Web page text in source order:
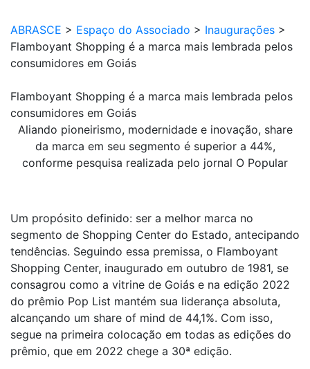
ABRASCE > Espaço do Associado > Inaugurações >
Flamboyant Shopping é a marca mais lembrada pelos
consumidores em Goiás
Flamboyant Shopping é a marca mais lembrada pelos
consumidores em Goiás
Aliando pioneirismo, modernidade e inovação, share
da marca em seu segmento é superior a 44%,
conforme pesquisa realizada pelo jornal O Popular
Um propósito definido: ser a melhor marca no
segmento de Shopping Center do Estado, antecipando
tendências. Seguindo essa premissa, o Flamboyant
Shopping Center, inaugurado em outubro de 1981, se
consagrou como a vitrine de Goiás e na edição 2022
do prêmio Pop List mantém sua liderança absoluta,
alcançando um share of mind de 44,1%. Com isso,
segue na primeira colocação em todas as edições do
prêmio, que em 2022 chege a 30ª edição.